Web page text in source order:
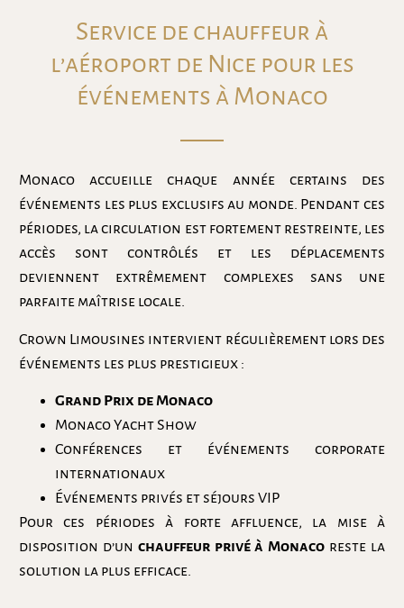
Service de chauffeur à
l’aéroport de Nice pour les
événements à Monaco
Monaco accueille chaque année certains des
événements les plus exclusifs au monde. Pendant ces
périodes, la circulation est fortement restreinte, les
accès sont contrôlés et les déplacements
deviennent extrêmement complexes sans une
parfaite maîtrise locale.
Crown Limousines intervient régulièrement lors des
événements les plus prestigieux :
Grand Prix de Monaco
Monaco Yacht Show
Conférences et événements corporate
internationaux
Événements privés et séjours VIP
Pour ces périodes à forte affluence, la mise à
disposition d’un chauffeur privé à Monaco reste la
solution la plus efficace.